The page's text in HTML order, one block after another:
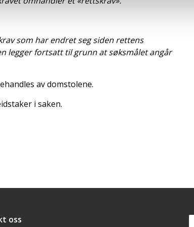
som har endret seg siden rettens
legger fortsatt til grunn at søksmålet angår
av domstolene.
i saken.
oss